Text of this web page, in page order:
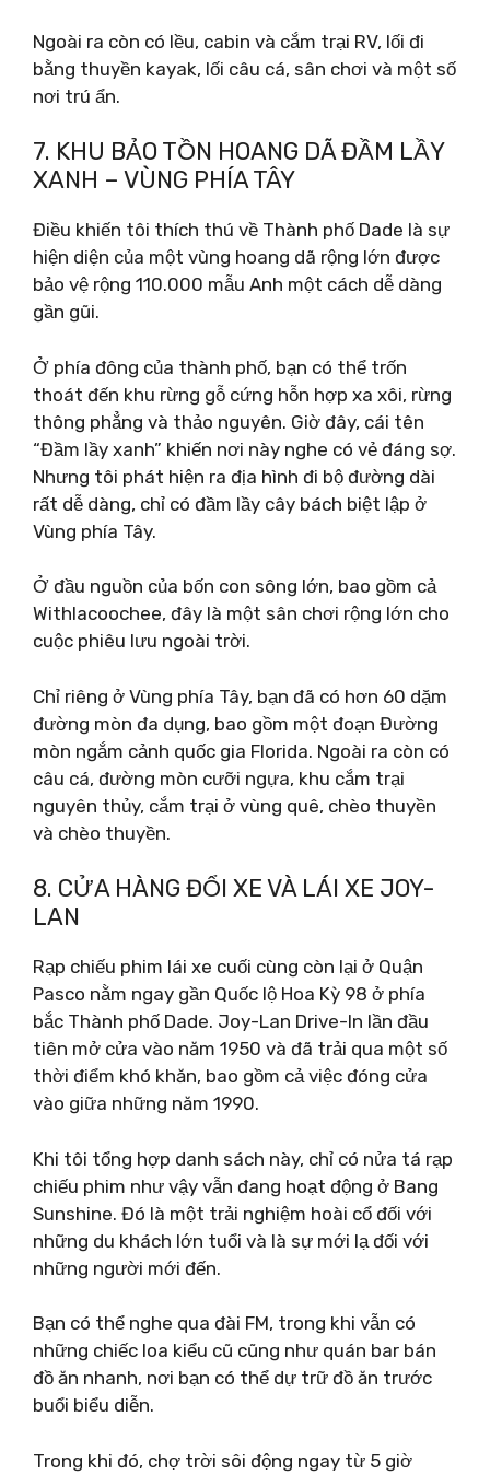
Ngoài ra còn có lều, cabin và cắm trại RV, lối đi
bằng thuyền kayak, lối câu cá, sân chơi và một số
nơi trú ẩn.
7. KHU BẢO TỒN HOANG DÃ ĐẦM LẦY
XANH – VÙNG PHÍA TÂY
Điều khiến tôi thích thú về Thành phố Dade là sự
hiện diện của một vùng hoang dã rộng lớn được
bảo vệ rộng 110.000 mẫu Anh một cách dễ dàng
gần gũi.
Ở phía đông của thành phố, bạn có thể trốn
thoát đến khu rừng gỗ cứng hỗn hợp xa xôi, rừng
thông phẳng và thảo nguyên. Giờ đây, cái tên
“Đầm lầy xanh” khiến nơi này nghe có vẻ đáng sợ.
Nhưng tôi phát hiện ra địa hình đi bộ đường dài
rất dễ dàng, chỉ có đầm lầy cây bách biệt lập ở
Vùng phía Tây.
Ở đầu nguồn của bốn con sông lớn, bao gồm cả
Withlacoochee, đây là một sân chơi rộng lớn cho
cuộc phiêu lưu ngoài trời.
Chỉ riêng ở Vùng phía Tây, bạn đã có hơn 60 dặm
đường mòn đa dụng, bao gồm một đoạn Đường
mòn ngắm cảnh quốc gia Florida. Ngoài ra còn có
câu cá, đường mòn cưỡi ngựa, khu cắm trại
nguyên thủy, cắm trại ở vùng quê, chèo thuyền
và chèo thuyền.
8. CỬA HÀNG ĐỔI XE VÀ LÁI XE JOY-
LAN
Rạp chiếu phim lái xe cuối cùng còn lại ở Quận
Pasco nằm ngay gần Quốc lộ Hoa Kỳ 98 ở phía
bắc Thành phố Dade. Joy-Lan Drive-In lần đầu
tiên mở cửa vào năm 1950 và đã trải qua một số
thời điểm khó khăn, bao gồm cả việc đóng cửa
vào giữa những năm 1990.
Khi tôi tổng hợp danh sách này, chỉ có nửa tá rạp
chiếu phim như vậy vẫn đang hoạt động ở Bang
Sunshine. Đó là một trải nghiệm hoài cổ đối với
những du khách lớn tuổi và là sự mới lạ đối với
những người mới đến.
Bạn có thể nghe qua đài FM, trong khi vẫn có
những chiếc loa kiểu cũ cũng như quán bar bán
đồ ăn nhanh, nơi bạn có thể dự trữ đồ ăn trước
buổi biểu diễn.
Trong khi đó, chợ trời sôi động ngay từ 5 giờ